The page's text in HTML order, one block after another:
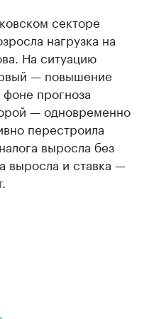
секторе
нагрузка на
На ситуацию
— повышение
фоне прогноза
— одновременно
перестроила
выросла без
выросла и ставка —